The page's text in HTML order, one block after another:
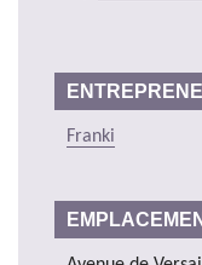
Franki